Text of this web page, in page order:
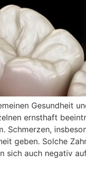
Gesundheit
ernsthaft
Schmerzen,
geben. Solche
sich auch negativ